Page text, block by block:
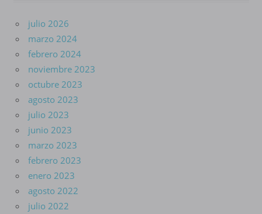
julio 2026
marzo 2024
febrero 2024
noviembre 2023
octubre 2023
agosto 2023
julio 2023
junio 2023
marzo 2023
febrero 2023
enero 2023
agosto 2022
julio 2022